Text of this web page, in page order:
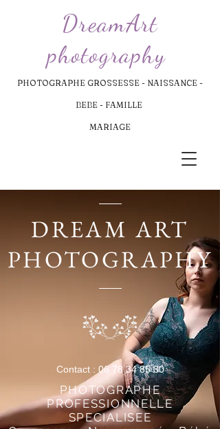
DreamArt
photography
PHOTOGRAPHE GROSSESSE - NAISSANCE -
BEBE - FAMILLE
MARIAGE
DREAM ART
PHOTOGRAPHY
Contact : 06 78 34 85 30
PHOTOGRAPHE
PROFESSIONNELLE
SPECIALISEE